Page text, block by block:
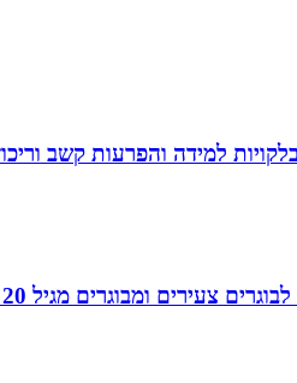
למידה והפרעות קשב
עם קשיים במישור האישי, המקצועי והחברתי.